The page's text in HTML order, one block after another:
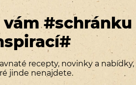
#schránku
recepty, novinky a nabídky,
jinde nenajdete.